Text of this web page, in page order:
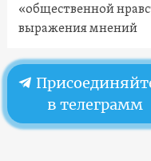
«общественной
выражения мнений
в телеграмм